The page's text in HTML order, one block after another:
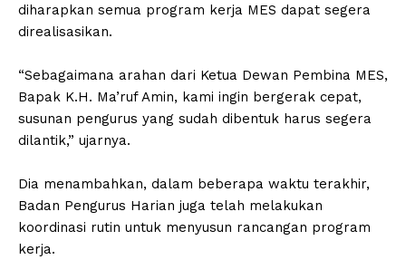
diharapkan semua program kerja MES dapat segera
direalisasikan.
“Sebagaimana arahan dari Ketua Dewan Pembina MES,
Bapak K.H. Ma’ruf Amin, kami ingin bergerak cepat,
susunan pengurus yang sudah dibentuk harus segera
dilantik,” ujarnya.
Dia menambahkan, dalam beberapa waktu terakhir,
Badan Pengurus Harian juga telah melakukan
koordinasi rutin untuk menyusun rancangan program
kerja.